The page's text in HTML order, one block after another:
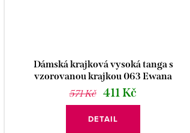
Dámská krajková vysoká tanga s
vzorovanou krajkou 063 Ewana
571 Kč
411 Kč
DETAIL